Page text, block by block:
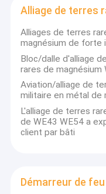
Lingot d'alliage de
Fil de soudure de
Alliage de terres
Démarreur de feu
Anodes d'alliage
Alliage de terres
Alliages de terres
magnésium de forte
Bloc/dalle d'alliage
rares de magnésium
Aviation/alliage de
militaire en métal de
L'alliage de terres
de WE43 WE54 a
client par bâti
Démarreur de
production de
préparation de surface
après-vente.
Votre satisfaction est
l'approvisionnement
service sincère, nos
d'outre-mer
quelconque de nos
commande adaptée
Nous ferons notre
Affichage de produit
AZ31B-Bar